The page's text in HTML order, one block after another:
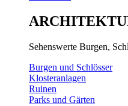
Sehenswerte Burgen,
Burgen und Schlösser
Klosteranlagen
Ruinen
Parks und Gärten